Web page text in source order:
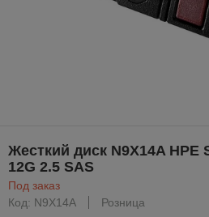
Жесткий диск N9X14A HPE
12G 2.5 SAS
Под заказ
Код: N9X14A
Розница